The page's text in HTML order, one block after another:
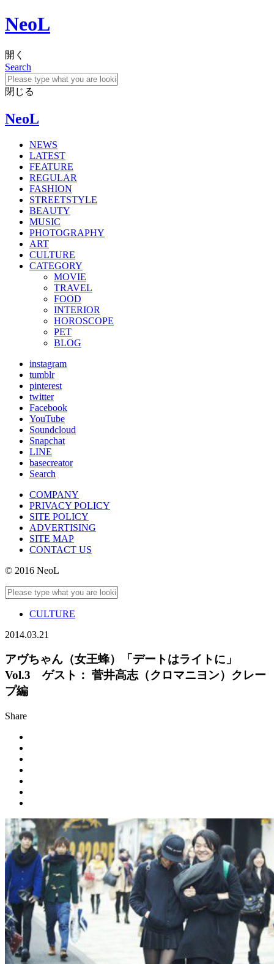
NeoL
開く
Search
閉じる
NeoL
NEWS
LATEST
FEATURE
REGULAR
FASHION
STREETSTYLE
BEAUTY
MUSIC
PHOTOGRAPHY
ART
CULTURE
CATEGORY
MOVIE
TRAVEL
FOOD
INTERIOR
HOROSCOPE
PET
BLOG
instagram
tumblr
pinterest
twitter
Facebook
YouTube
Soundcloud
Snapchat
LINE
basecreator
Search
COMPANY
PRIVACY POLICY
SITE POLICY
ADVERTISING
SITE MAP
CONTACT US
© 2016 NeoL
CULTURE
2014.03.21
アヴちゃん（女王蜂）「デートはライトに」
Vol.3 ゲスト： 菅井高志（クロマニヨン）クレー
プ編
Share